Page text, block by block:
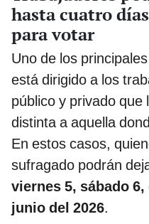
hasta cuatro
para votar
Uno de los
está dirigido a los
público y privado que
distinta a aquella
En estos casos,
sufragado podrán
viernes 5, sábado
junio del 2026.